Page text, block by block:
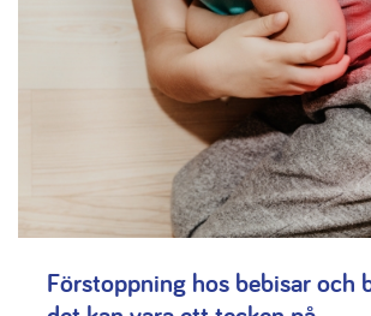
Förstoppning hos bebisar och